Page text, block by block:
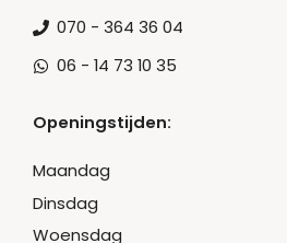
070 - 364 36 04
06 - 14 73 10 35
Openingstijden:
Maandag
Dinsdag
Woensdag